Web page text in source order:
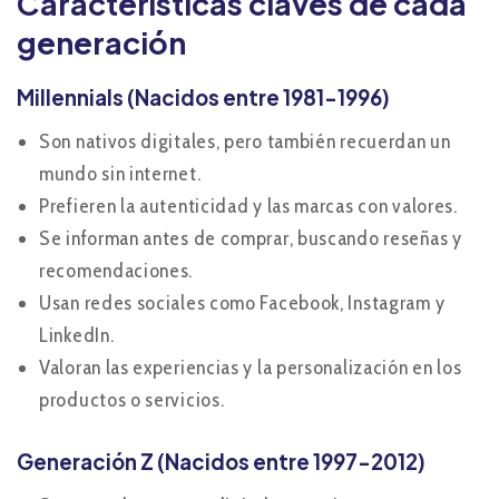
generación
Millennials (Nacidos entre 1981-1996)
Son nativos digitales, pero también recuerdan un
mundo sin internet.
Prefieren la autenticidad y las marcas con valores.
Se informan antes de comprar, buscando reseñas y
recomendaciones.
Usan redes sociales como Facebook, Instagram y
LinkedIn.
Valoran las experiencias y la personalización en los
productos o servicios.
Generación Z (Nacidos entre 1997-2012)